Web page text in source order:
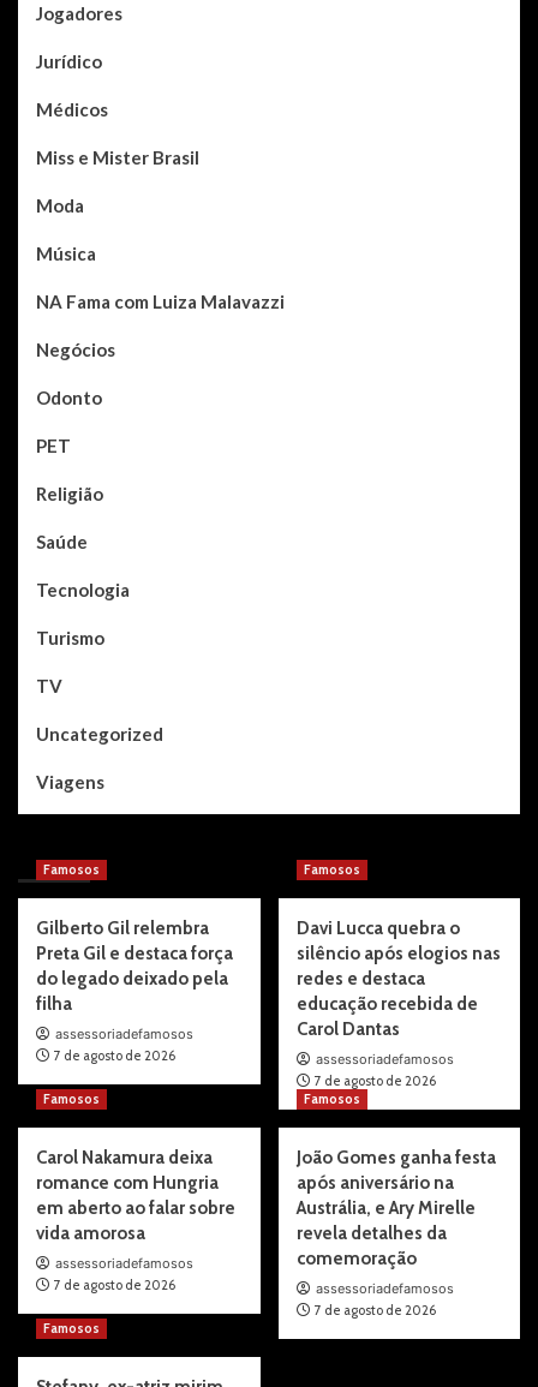
Jogadores
Jurídico
Médicos
Miss e Mister Brasil
Moda
Música
NA Fama com Luiza Malavazzi
Negócios
Odonto
PET
Religião
Saúde
Tecnologia
Turismo
TV
Uncategorized
Viagens
You may have missed
Famosos
Gilberto Gil relembra
Preta Gil e destaca força
do legado deixado pela
filha
assessoriadefamosos
7 de agosto de 2026
Famosos
Davi Lucca quebra o
silêncio após elogios nas
redes e destaca
educação recebida de
Carol Dantas
assessoriadefamosos
7 de agosto de 2026
Famosos
Carol Nakamura deixa
romance com Hungria
em aberto ao falar sobre
vida amorosa
assessoriadefamosos
7 de agosto de 2026
Famosos
João Gomes ganha festa
após aniversário na
Austrália, e Ary Mirelle
revela detalhes da
comemoração
assessoriadefamosos
7 de agosto de 2026
Famosos